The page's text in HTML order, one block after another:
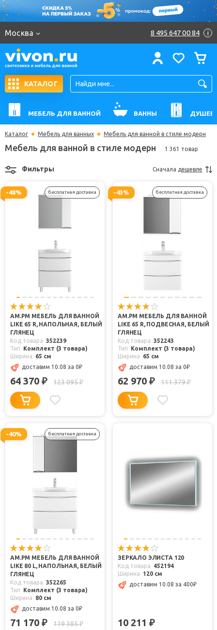
Москва 8 495 647 00 84 i
КАТАЛОГ
МЕБЕЛЬ ДЛЯ ВАННОЙ ВАННЫ
Каталог Мебель для ванных Мебель для ванной в стиле модерн
Мебель для ванной в стиле модерн 1 361 товар
Фильтры Сначала дешевле
-48% бесплатная доставка
AM.PM МЕБЕЛЬ ДЛЯ ВАННОЙ
LIKE 65 R, НАПОЛЬНАЯ, БЕЛЫЙ
ГЛЯНЕЦ
Код товара 352239
Тип
Комплект (3 товара)
Ширина
65 см
доставим 10.08 за 0₽
64 370 ₽ 123 095₽
-43% бесплатная доставка
AM.PM МЕБЕЛЬ ДЛЯ ВАННОЙ
LIKE 65 R, ПОДВЕСНАЯ, БЕЛЫЙ
ГЛЯНЕЦ
Код товара 352243
Тип
Комплект (3 товара)
Ширина
65 см
доставим 10.08 за 0₽
62 970 ₽ 111 379₽
-40% бесплатная доставка
AM.PM МЕБЕЛЬ ДЛЯ ВАННОЙ
LIKE 80 L, НАПОЛЬНАЯ, БЕЛЫЙ
ГЛЯНЕЦ
Код товара 352265
Тип
Комплект (3 товара)
Ширина
80 см
доставим 10.08 за 0₽
71 170 ₽ 119 385₽
ЗЕРКАЛО ЭЛИСТА 120
Код товара
452194
Ширина
120 см
доставим 10.08 за 400₽
10 211 ₽